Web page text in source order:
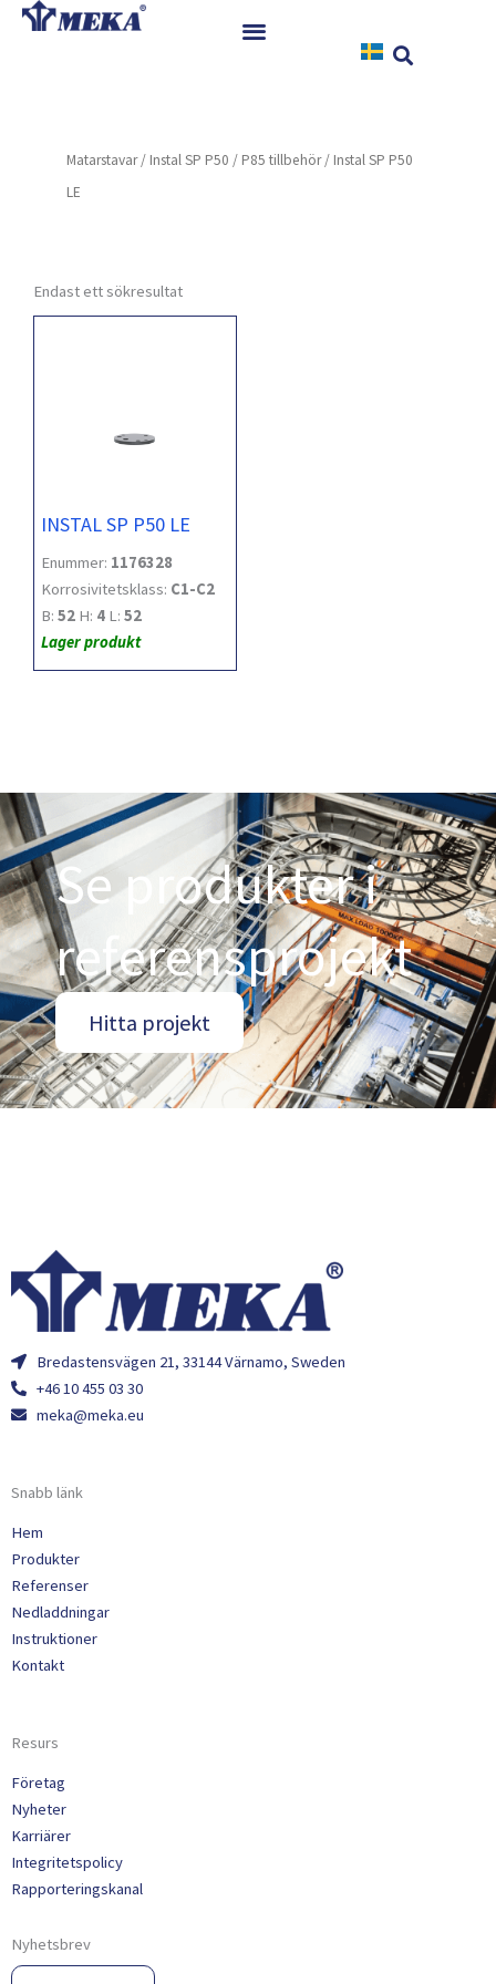
Hoppa
Referenser
Kontakt
Matarstavar/ Instal SP P50 / P85 tillbehör/ Instal SP P50
LE
Endast ett sökresultat
INSTAL SP P50 LE
Enummer: 1176328
Korrosivitetsklass: C1-C2
B: 52 H: 4 L: 52
Lager produkt
Se produkter i
referensprojekt
Hitta projekt
Bredastensvägen 21, 33144 Värnamo, Sweden
+46 10 455 03 30
meka@meka.eu
Snabb länk
Hem
Produkter
Referenser
Nedladdningar
Instruktioner
Kontakt
Resurs
Företag
Nyheter
Karriärer
Integritetspolicy
Rapporteringskanal
Nyhetsbrev